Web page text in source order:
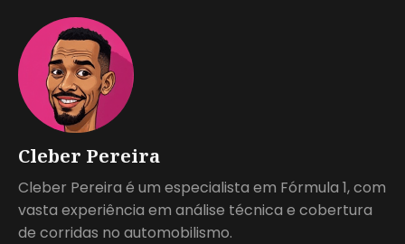
Cleber Pereira
Cleber Pereira é um especialista em Fórmula 1, com
vasta experiência em análise técnica e cobertura
de corridas no automobilismo.